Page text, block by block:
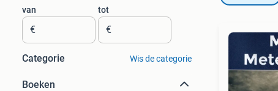
van
€
tot
€
Categorie Wis de categorie
Boeken